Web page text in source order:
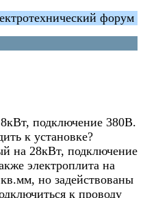
форум
подключение 380В.
к установке?
на 28кВт, подключение
электроплита на
но задействованы
к проводу